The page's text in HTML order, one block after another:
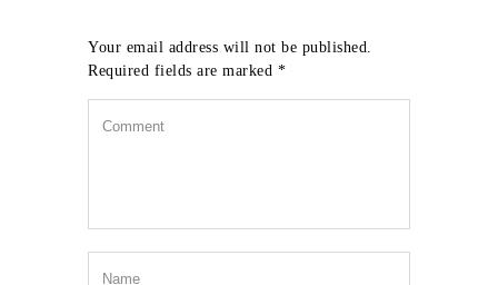
Your email address will not be published.
Required fields are marked *